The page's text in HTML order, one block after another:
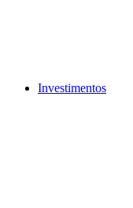
Investimentos